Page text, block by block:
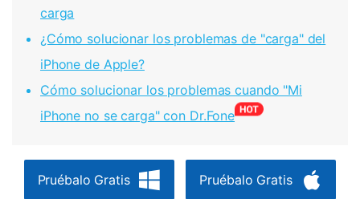
carga
¿Cómo solucionar los problemas de "carga" del
iPhone de Apple?
Cómo solucionar los problemas cuando "Mi
iPhone no se carga" con Dr.Fone
Pruébalo Gratis Pruébalo Gratis